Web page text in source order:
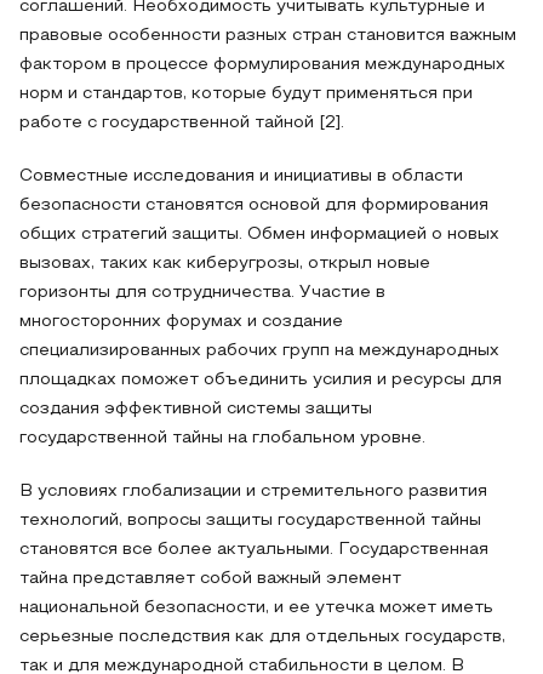
соглашений. Необходимость учитывать культурные и
правовые особенности разных стран становится важным
фактором в процессе формулирования международных
норм и стандартов, которые будут применяться при
работе с государственной тайной [2].
Совместные исследования и инициативы в области
безопасности становятся основой для формирования
общих стратегий защиты. Обмен информацией о новых
вызовах, таких как киберугрозы, открыл новые
горизонты для сотрудничества. Участие в
многосторонних форумах и создание
специализированных рабочих групп на международных
площадках поможет объединить усилия и ресурсы для
создания эффективной системы защиты
государственной тайны на глобальном уровне.
В условиях глобализации и стремительного развития
технологий, вопросы защиты государственной тайны
становятся все более актуальными. Государственная
тайна представляет собой важный элемент
национальной безопасности, и ее утечка может иметь
серьезные последствия как для отдельных государств,
так и для международной стабильности в целом. В